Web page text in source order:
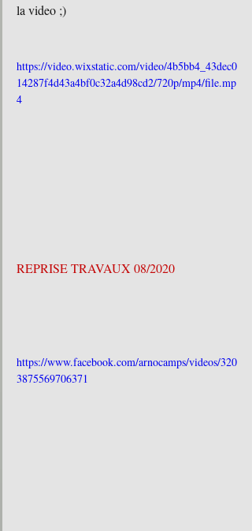
la video ;)
https://video.wixstatic.com/video/4b5bb4_43dec0
14287f4d43a4bf0c32a4d98cd2/720p/mp4/file.mp
4
REPRISE TRAVAUX 08/2020
https://www.facebook.com/arnocamps/videos/320
3875569706371